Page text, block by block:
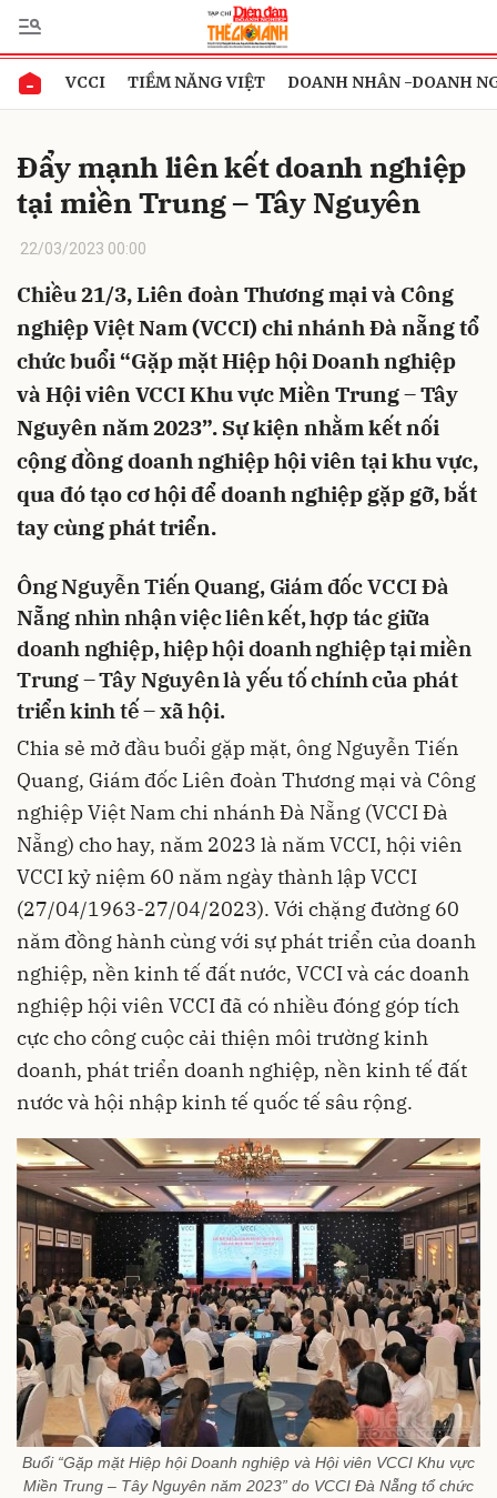
VCCI TIỀM NĂNG VIỆT DOANH NHÂN -DOANH
Đẩy mạnh liên kết doanh nghiệp
tại miền Trung – Tây Nguyên
22/03/2023 00:00
Chiều 21/3, Liên đoàn Thương mại và Công
nghiệp Việt Nam (VCCI) chi nhánh Đà nẵng tổ
chức buổi “Gặp mặt Hiệp hội Doanh nghiệp
và Hội viên VCCI Khu vực Miền Trung – Tây
Nguyên năm 2023”. Sự kiện nhằm kết nối
cộng đồng doanh nghiệp hội viên tại khu vực,
qua đó tạo cơ hội để doanh nghiệp gặp gỡ, bắt
tay cùng phát triển.
Ông Nguyễn Tiến Quang, Giám đốc VCCI Đà
Nẵng nhìn nhận việc liên kết, hợp tác giữa
doanh nghiệp, hiệp hội doanh nghiệp tại miền
Trung – Tây Nguyên là yếu tố chính của phát
triển kinh tế – xã hội.
Chia sẻ mở đầu buổi gặp mặt, ông Nguyễn Tiến
Quang, Giám đốc Liên đoàn Thương mại và Công
nghiệp Việt Nam chi nhánh Đà Nẵng (VCCI Đà
Nẵng) cho hay, năm 2023 là năm VCCI, hội viên
VCCI kỷ niệm 60 năm ngày thành lập VCCI
(27/04/1963-27/04/2023). Với chặng đường 60
năm đồng hành cùng với sự phát triển của doanh
nghiệp, nền kinh tế đất nước, VCCI và các doanh
nghiệp hội viên VCCI đã có nhiều đóng góp tích
cực cho công cuộc cải thiện môi trường kinh
doanh, phát triển doanh nghiệp, nền kinh tế đất
nước và hội nhập kinh tế quốc tế sâu rộng.
Buổi “Gặp mặt Hiệp hội Doanh nghiệp và Hội viên VCCI Khu vực
Miền Trung – Tây Nguyên năm 2023” do VCCI Đà Nẵng tổ chức
Gửi bình luận
Hủy Gửi